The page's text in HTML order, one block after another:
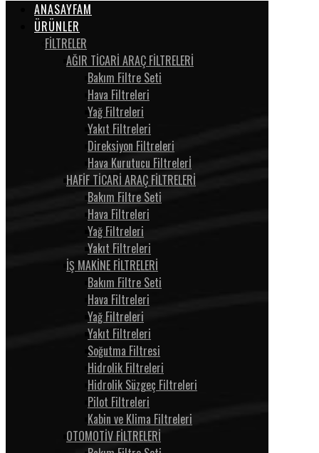
ANASAYFAM
ÜRÜNLER
FİLTRELER
AĞIR TİCARİ ARAÇ FİLTRELERİ
Bakım Filtre Seti
Hava Filtreleri
Yağ Filtreleri
Yakıt Filtreleri
Direksiyon Filtreleri
Hava Kurutucu Filtrelerİ
HAFİF TİCARİ ARAÇ FİLTRELERİ
Bakım Filtre Seti
Hava Filtreleri
Yağ Filtreleri
Yakıt Filtreleri
İŞ MAKİNE FİLTRELERİ
Bakım Filtre Seti
Hava Filtreleri
Yağ Filtreleri
Yakıt Filtreleri
Soğutma Filtresi
Hidrolik Filtreleri
Hidrolik Süzgeç Filtreleri
Pilot Filtreleri
Kabin ve Klima Filtreleri
OTOMOTİV FİLTRELERİ